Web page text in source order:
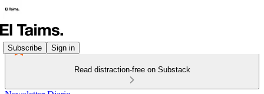
Subscribe Sign in
Read distraction-free on Substack